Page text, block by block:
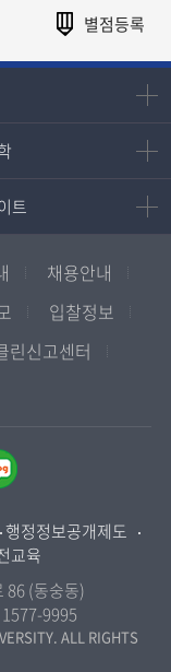
포털
학
지역대학
학
지역대학
학
학
대학
대학
대학
트
트
담
화본부
채용안내
입찰정보
린신고센터
행정정보공개제도
교육
86 (동숭동)
1577-9995
ALL RIGHTS